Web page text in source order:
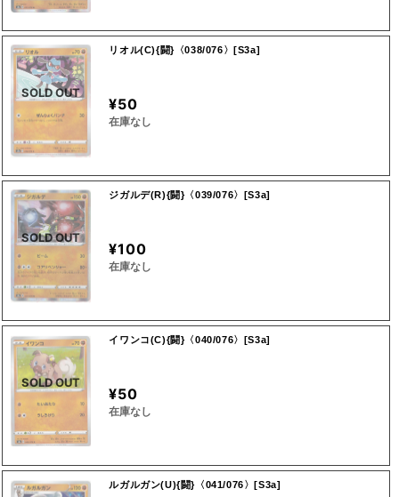
SOLD OUT
リオル(C){闘}〈038/076〉[S3a]
¥50
在庫なし
SOLD OUT
ジガルデ(R){闘}〈039/076〉[S3a]
¥100
在庫なし
SOLD OUT
イワンコ(C){闘}〈040/076〉[S3a]
¥50
在庫なし
ルガルガン(U){闘}〈041/076〉[S3a]